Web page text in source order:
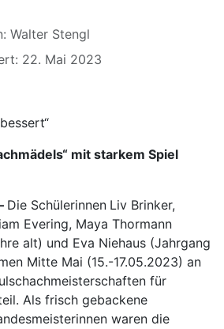
Walter Stengl
22. Mai 2023
mit starkem Spiel
Die Schülerinnen Liv Brinker,
Evering, Maya Thormann
alt) und Eva Niehaus (Jahrgang
Mitte Mai (15.-17.05.2023) an
für
Als frisch gebackene
waren die